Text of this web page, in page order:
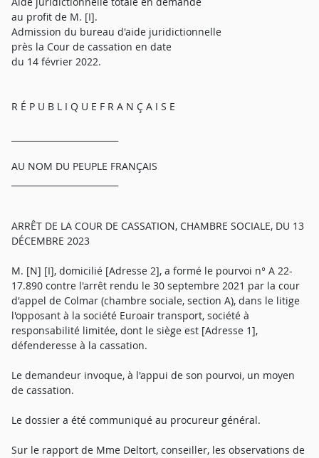
au profit de M. [I].
Admission du bureau d'aide juridictionnelle
près la Cour de cassation en date
du 14 février 2022.
R É P U B L I Q U E F R A N Ç A I S E
AU NOM DU PEUPLE FRANÇAIS
ARRÊT DE LA COUR DE CASSATION, CHAMBRE SOCIALE, DU 13
DÉCEMBRE 2023
M. [N] [I], domicilié [Adresse 2], a formé le pourvoi n° A 22-
17.890 contre l'arrêt rendu le 30 septembre 2021 par la cour
d'appel de Colmar (chambre sociale, section A), dans le litige
l'opposant à la société Euroair transport, société à
responsabilité limitée, dont le siège est [Adresse 1],
défenderesse à la cassation.
Le demandeur invoque, à l'appui de son pourvoi, un moyen
de cassation.
Le dossier a été communiqué au procureur général.
Sur le rapport de Mme Deltort, conseiller, les observations de